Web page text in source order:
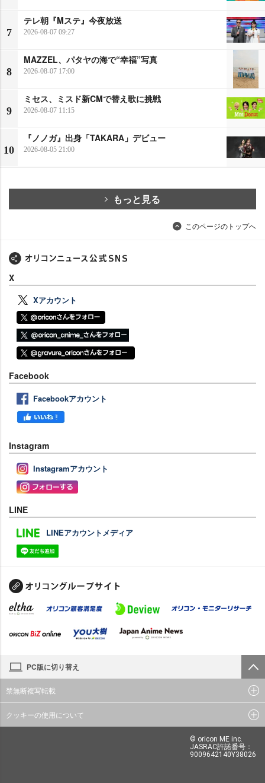
7
テレ朝『Mステ』今夜放送
2026-08-07 09:27
8
MAZZEL、パタヤの海で“幸福”写真
2026-08-07 17:00
9
ミセス、ミスド新CMで替え歌に挑戦
2026-08-07 11:15
10
『ノノガ』出身「TAKARA」デビュー
2026-08-05 21:00
もっと見る
このページのトップへ
X
Xアカウント
Facebook
Facebookアカウント
Instagram
Instagramアカウント
LINE
LINEアカウントメディア
PC版に切り替え
禁無断複写転載
クッキーの使用について
© oricon ME inc.
JASRAC許諾番号：
9009642140Y38026